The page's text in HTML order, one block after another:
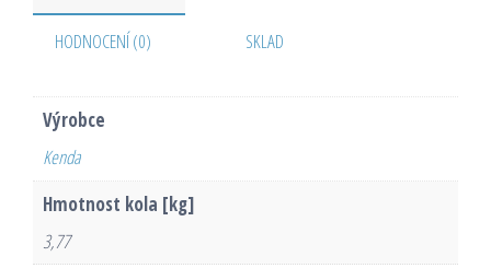
HODNOCENÍ (0) SKLAD
Výrobce
Kenda
Hmotnost kola [kg]
3,77